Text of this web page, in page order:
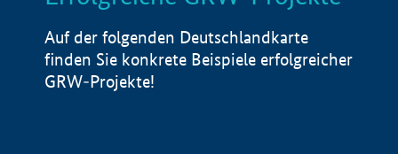
Auf der folgenden Deutschlandkarte
finden Sie konkrete Beispiele erfolgreicher
GRW-Projekte!